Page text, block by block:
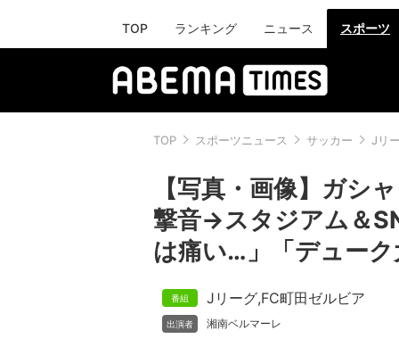
TOP ランキング ニュース スポーツ
TOP スポーツニュース サッカー Jリ
【写真・画像】ガシ
撃音→スタジアム＆
は痛い…」「デュー
Jリーグ,FC町田ゼルビア
湘南ベルマーレ